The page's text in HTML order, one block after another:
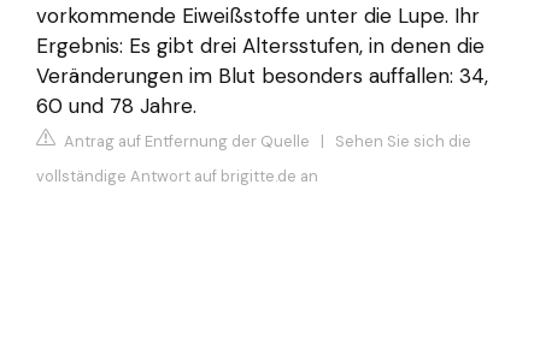
vorkommende Eiweißstoffe unter die Lupe. Ihr
Ergebnis: Es gibt drei Altersstufen, in denen die
Veränderungen im Blut besonders auffallen: 34,
60 und 78 Jahre.
Antrag auf Entfernung der Quelle | Sehen Sie sich die
vollständige Antwort auf brigitte.de an